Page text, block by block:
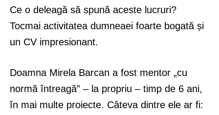
Ce o deleagă să spună aceste lucruri?
Tocmai activitatea dumneaei foarte bogată și
un CV impresionant.
Doamna Mirela Barcan a fost mentor „cu
normă întreagă” – la propriu – timp de 6 ani,
în mai multe proiecte. Câteva dintre ele ar fi: